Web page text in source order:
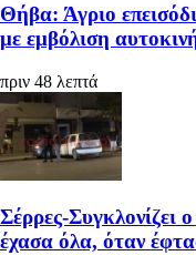
Θήβα: Άγριο
με εμβόλιση
πριν 48 λεπτά
Σέρρες-Συγκλονίζει
έχασα όλα, όταν